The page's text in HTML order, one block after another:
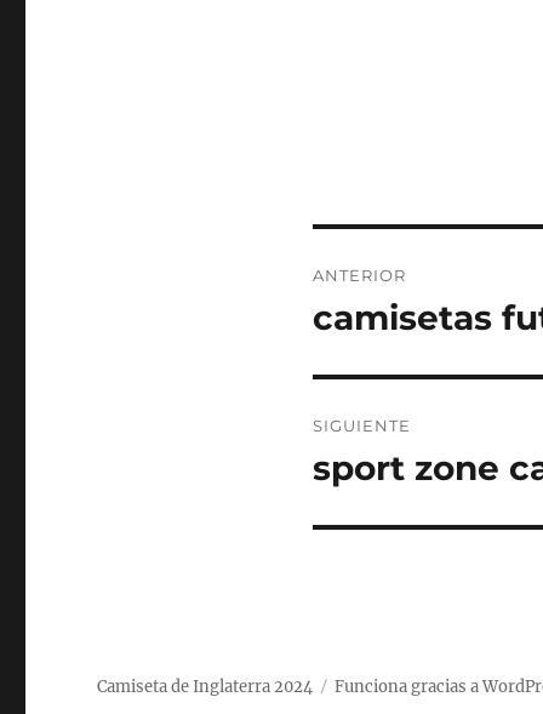
de
ANTERIOR
Entrada
camisetas
SIGUIENTE
Entrada
sport zone
Camiseta de Inglaterra 2024 Funciona gracias a